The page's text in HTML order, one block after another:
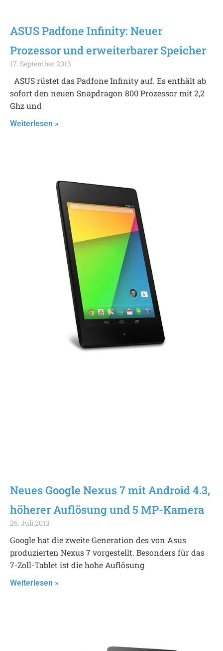
ASUS Padfone Infinity: Neuer
Prozessor und erweiterbarer Speicher
17. September 2013
ASUS rüstet das Padfone Infinity auf. Es enthält ab
sofort den neuen Snapdragon 800 Prozessor mit 2,2
Ghz und
Weiterlesen »
Neues Google Nexus 7 mit Android 4.3,
höherer Auflösung und 5 MP-Kamera
26. Juli 2013
Google hat die zweite Generation des von Asus
produzierten Nexus 7 vorgestellt. Besonders für das
7-Zoll-Tablet ist die hohe Auflösung
Weiterlesen »